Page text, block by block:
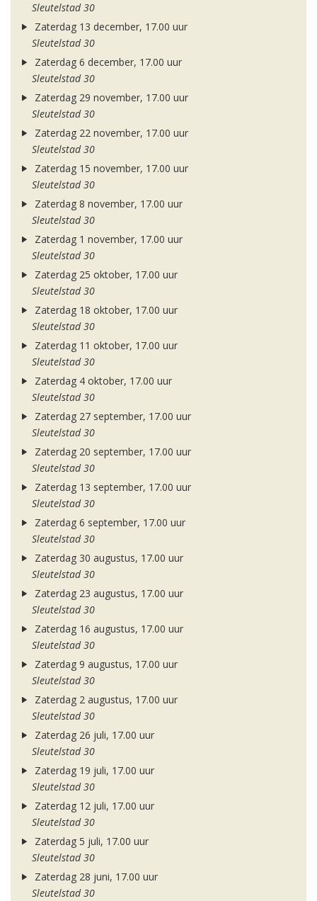
Sleutelstad 30
Zaterdag 13 december, 17.00 uur
Sleutelstad 30
Zaterdag 6 december, 17.00 uur
Sleutelstad 30
Zaterdag 29 november, 17.00 uur
Sleutelstad 30
Zaterdag 22 november, 17.00 uur
Sleutelstad 30
Zaterdag 15 november, 17.00 uur
Sleutelstad 30
Zaterdag 8 november, 17.00 uur
Sleutelstad 30
Zaterdag 1 november, 17.00 uur
Sleutelstad 30
Zaterdag 25 oktober, 17.00 uur
Sleutelstad 30
Zaterdag 18 oktober, 17.00 uur
Sleutelstad 30
Zaterdag 11 oktober, 17.00 uur
Sleutelstad 30
Zaterdag 4 oktober, 17.00 uur
Sleutelstad 30
Zaterdag 27 september, 17.00 uur
Sleutelstad 30
Zaterdag 20 september, 17.00 uur
Sleutelstad 30
Zaterdag 13 september, 17.00 uur
Sleutelstad 30
Zaterdag 6 september, 17.00 uur
Sleutelstad 30
Zaterdag 30 augustus, 17.00 uur
Sleutelstad 30
Zaterdag 23 augustus, 17.00 uur
Sleutelstad 30
Zaterdag 16 augustus, 17.00 uur
Sleutelstad 30
Zaterdag 9 augustus, 17.00 uur
Sleutelstad 30
Zaterdag 2 augustus, 17.00 uur
Sleutelstad 30
Zaterdag 26 juli, 17.00 uur
Sleutelstad 30
Zaterdag 19 juli, 17.00 uur
Sleutelstad 30
Zaterdag 12 juli, 17.00 uur
Sleutelstad 30
Zaterdag 5 juli, 17.00 uur
Sleutelstad 30
Zaterdag 28 juni, 17.00 uur
Sleutelstad 30